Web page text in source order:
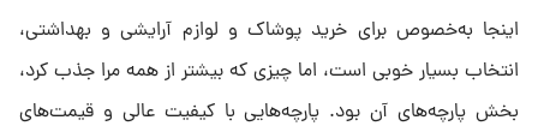
اینجا به‌خصوص برای خرید پوشاک و لوازم آرایشی و بهداشتی،
انتخاب بسیار خوبی است، اما چیزی که بیشتر از همه مرا جذب کرد،
بخش پارچه‌های آن بود. پارچه‌هایی با کیفیت عالی و قیمت‌های